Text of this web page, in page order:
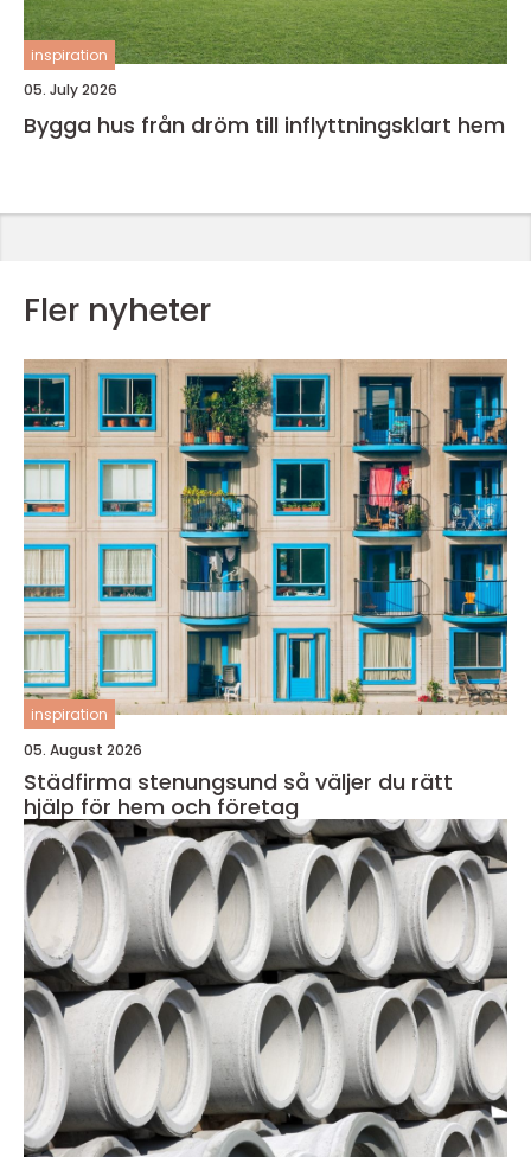
inspiration
05. July 2026
Bygga hus från dröm till inflyttningsklart hem
Fler nyheter
inspiration
05. August 2026
Städfirma stenungsund så väljer du rätt
hjälp för hem och företag